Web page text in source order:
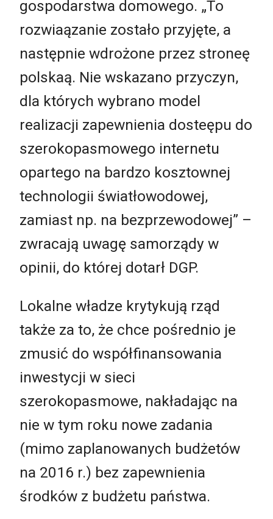
gospodarstwa domowego. „To
rozwiaązanie zostało przyjęte, a
następnie wdrożone przez stroneę
polskaą. Nie wskazano przyczyn,
dla których wybrano model
realizacji zapewnienia dosteępu do
szerokopasmowego internetu
opartego na bardzo kosztownej
technologii światłowodowej,
zamiast np. na bezprzewodowej” –
zwracają uwagę samorządy w
opinii, do której dotarł DGP.
Lokalne władze krytykują rząd
także za to, że chce pośrednio je
zmusić do współfinansowania
inwestycji w sieci
szerokopasmowe, nakładając na
nie w tym roku nowe zadania
(mimo zaplanowanych budżetów
na 2016 r.) bez zapewnienia
środków z budżetu państwa.